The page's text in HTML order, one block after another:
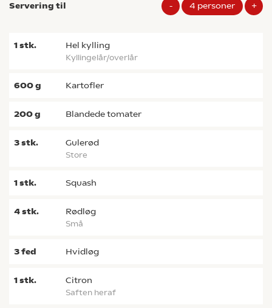
Servering til - 4 personer +
1stk. hel kylling
kyllingelår/overlår
600g kartofler
200g blandede tomater
3stk. gulerød
store
1stk. squash
4stk. rødløg
små
3fed hvidløg
1stk. citron
saften heraf